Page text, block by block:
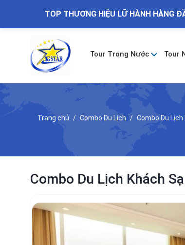
TOP THƯƠNG HIỆU LỮ HÀNH HÀNG
Tour Trong Nước Tour
Trang chủ Combo Du Lịch Combo Du
Combo Du Lịch Khách